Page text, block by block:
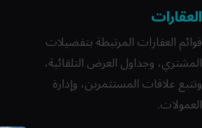
العقارات
قوائم العقارات المرتبطة بتفضيلات
المشتري، وجداول العرض التلقائية،
وتتبع علاقات المستثمرين، وإدارة
العمولات.